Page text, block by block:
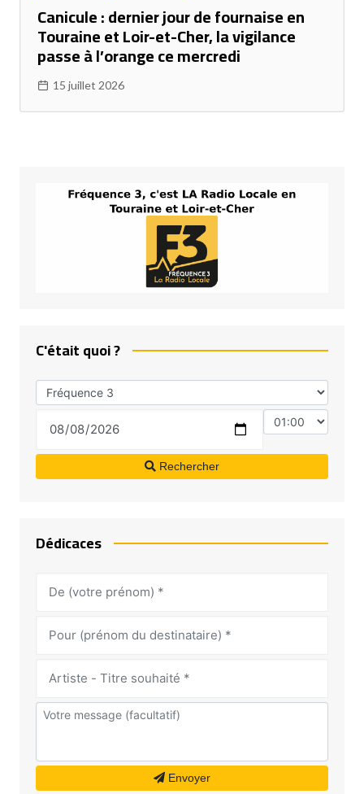
Canicule : dernier jour de fournaise en
Touraine et Loir-et-Cher, la vigilance
passe à l’orange ce mercredi
15 juillet 2026
C'était quoi ?
Rechercher
Dédicaces
Envoyer